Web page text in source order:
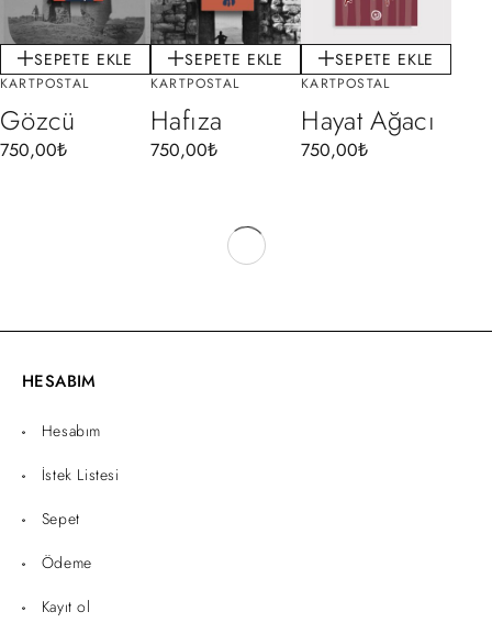
SEPETE EKLE
KARTPOSTAL
Gözcü
750,00₺
SEPETE EKLE
KARTPOSTAL
Hafıza
750,00₺
SEPETE EKLE
KARTPOSTAL
Hayat Ağacı
750,00₺
HESABIM
Hesabım
İstek Listesi
Sepet
Ödeme
Kayıt ol